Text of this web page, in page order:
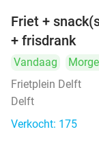
Friet +
+ frisdrank
Vandaag
Frietplein Delft
Delft
Verkocht: 175